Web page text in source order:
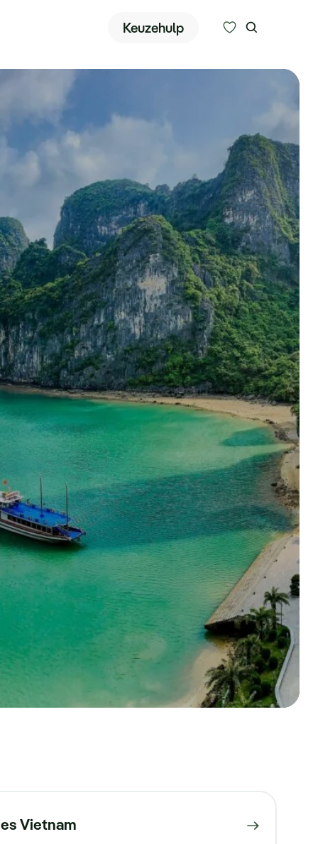
Keuzehulp
Alle bestemmingen
Type reizen
Bedrijfsreizen
Inspiratie
Over ons
Keuzehulp
Vietnam